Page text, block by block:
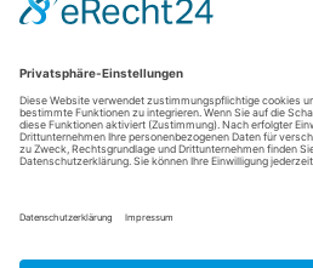
Emil Hahn
Suche